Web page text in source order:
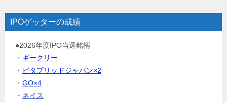
IPOゲッターの成績
●2026年度IPO当選銘柄
・ ギークリー
・ ビタブリッドジャパン×2
・ GO×4
・ ネイス